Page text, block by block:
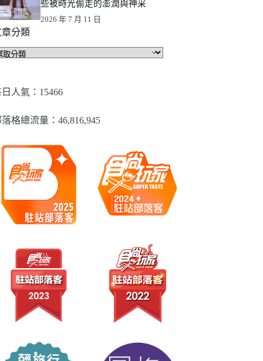
些被時光偷走的澎潤與神采
2026 年 7 月 11 日
分類
人氣：15466
格總流量：​46,816,945